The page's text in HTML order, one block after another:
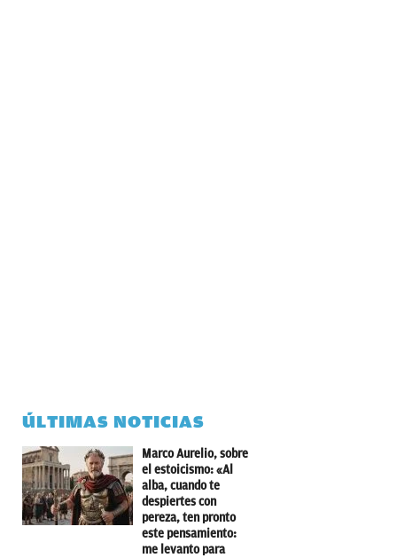
ÚLTIMAS NOTICIAS
Marco Aurelio, sobre
el estoicismo: «Al
alba, cuando te
despiertes con
pereza, ten pronto
este pensamiento:
me levanto para